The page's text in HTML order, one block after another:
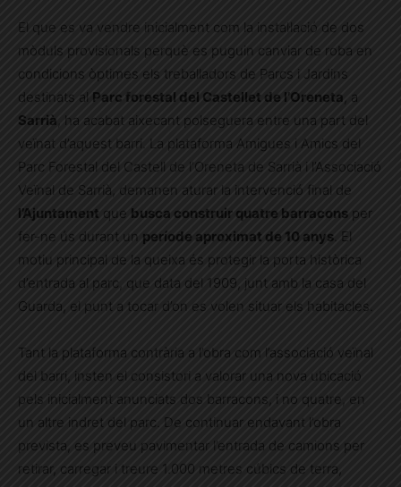
El que es va vendre inicialment com la instal·lació de dos
mòduls provisionals perquè es puguin canviar de roba en
condicions òptimes els treballadors de Parcs i Jardins
destinats al Parc forestal del Castellet de l’Oreneta, a
Sarrià
, ha acabat aixecant polseguera entre una part del
veïnat d’aquest barri. La plataforma Amigues i Amics del
Parc Forestal del Castell de l’Oreneta de Sarrià i l’Associació
Veïnal de Sarrià, demanen aturar la intervenció final de
l’Ajuntament que busca construir quatre barracons per
fer-ne ús durant un període aproximat de 10 anys. El
motiu principal de la queixa és protegir la porta històrica
d’entrada al parc, que data del 1909, junt amb la casa del
Guarda, el punt a tocar d’on es volen situar els habitacles.
Tant la plataforma contrària a l’obra com l’associació veïnal
del barri, insten el consistori a valorar una nova ubicació
pels inicialment anunciats dos barracons, i no quatre, en
un altre indret del parc. De continuar endavant l’obra
prevista, es preveu pavimentar l’entrada de camions per
retirar, carregar i treure 1.000 metres cúbics de terra,